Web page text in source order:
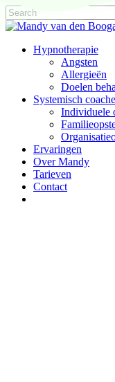
Skip
to
content
Close
Menu
Hypnotherapie
Angsten
Allergieën
Doelen
Systemisch
Individuele
Ervaringen
Over Mandy
Tarieven
Contact